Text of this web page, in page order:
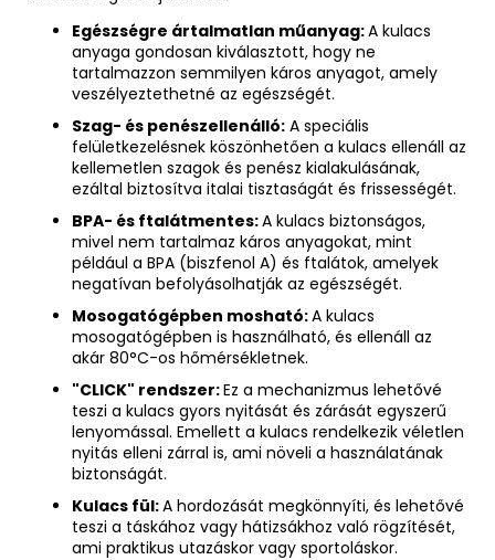
Egészségre ártalmatlan műanyag:A kulacs
anyaga gondosan kiválasztott, hogy ne
tartalmazzon semmilyen káros anyagot, amely
veszélyeztethetné az egészségét.
Szag- és penészellenálló: A speciális
felületkezelésnek köszönhetően a kulacs ellenáll az
kellemetlen szagok és penész kialakulásának,
ezáltal biztosítva italai tisztaságát és frissességét.
BPA- és ftalátmentes:A kulacs biztonságos,
mivel nem tartalmaz káros anyagokat, mint
például a BPA (biszfenol A) és ftalátok, amelyek
negatívan befolyásolhatják az egészségét.
Mosogatógépben mosható:A kulacs
mosogatógépben is használható, és ellenáll az
akár 80°C-os hőmérsékletnek.
"CLICK" rendszer:Ez a mechanizmus lehetővé
teszi a kulacs gyors nyitását és zárását egyszerű
lenyomással. Emellett a kulacs rendelkezik véletlen
nyitás elleni zárral is, ami növeli a használatának
biztonságát.
Kulacs fül:A hordozását megkönnyíti, és lehetővé
teszi a táskához vagy hátizsákhoz való rögzítését,
ami praktikus utazáskor vagy sportoláskor.